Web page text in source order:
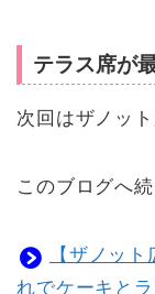
テラス席が
次回はザノッ
このブログへ
【ザノッ
れでケーキと